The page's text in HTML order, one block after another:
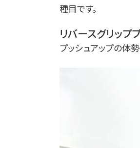
種目です。
リバースグリップ
プッシュアップの体